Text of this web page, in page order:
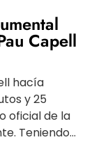
Capell
hacía
y 25
oficial de la
Teniendo...